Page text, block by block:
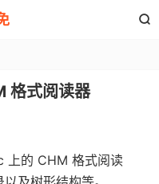

格式阅读器
上的 CHM 格式阅读